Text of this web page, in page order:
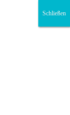
Schließen
Schließen
Schließen